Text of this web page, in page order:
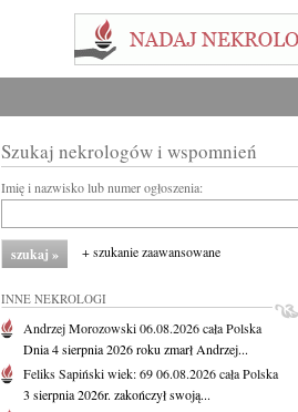
Szukaj nekrologów i wspomnień
Imię i nazwisko lub numer ogłoszenia:
+ szukanie zaawansowane
INNE NEKROLOGI
Andrzej Morozowski06.08.2026cała Polska
Dnia 4 sierpnia 2026 roku zmarł Andrzej...
Feliks Sapińskiwiek: 6906.08.2026cała Polska
3 sierpnia 2026r. zakończył swoją...